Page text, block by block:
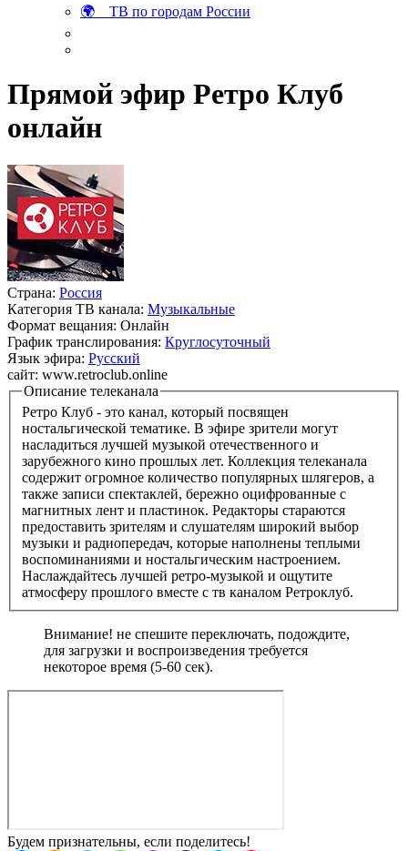
🌍 ТВ по городам России
Прямой эфир Ретро Клуб
онлайн
Страна: Россия
Категория ТВ канала: Музыкальные
Формат вещания: Онлайн
График транслирования: Круглосуточный
Язык эфира: Русский
сайт: www.retroclub.online
Описание телеканала
Ретро Клуб - это канал, который посвящен
ностальгической тематике. В эфире зрители могут
насладиться лучшей музыкой отечественного и
зарубежного кино прошлых лет. Коллекция телеканала
содержит огромное количество популярных шлягеров, а
также записи спектаклей, бережно оцифрованные с
магнитных лент и пластинок. Редакторы стараются
предоставить зрителям и слушателям широкий выбор
музыки и радиопередач, которые наполнены теплыми
воспоминаниями и ностальгическим настроением.
Наслаждайтесь лучшей ретро-музыкой и ощутите
атмосферу прошлого вместе с тв каналом Ретроклуб.
Внимание! не спешите переключать, подождите,
для загрузки и воспроизведения требуется
некоторое время (5-60 сек).
Будем признательны, если поделитесь!